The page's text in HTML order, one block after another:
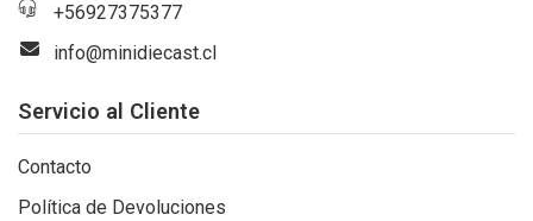
+56927375377
info@minidiecast.cl
Servicio al Cliente
Contacto
Política de Devoluciones